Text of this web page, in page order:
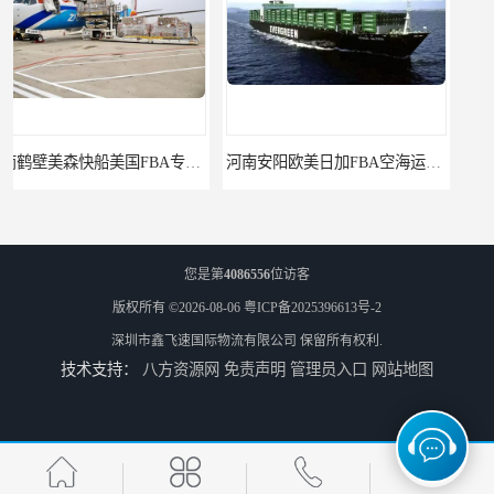
河南安阳欧美日加FBA空海运入仓DHL快递代理当日提取
河南平顶山国际物流新马泰日韩菲律宾老挝缅甸印尼柬埔寨双清包税 河南濮阳直达美国欧洲到门国际快递药品口罩洗手液消毒水防护衣
您是第4086556位访客
版权所有 ©2026-08-06 粤ICP备2025396613号-2
深圳市鑫飞速国际物流有限公司 保留所有权利.
技术支持： 八方资源网 免责声明 管理员入口 网站地图